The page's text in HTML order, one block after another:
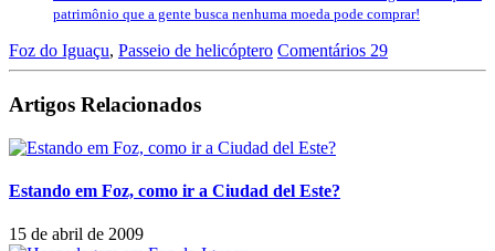
patrimônio que a gente busca nenhuma moeda pode comprar!
Foz do Iguaçu, Passeio de helicóptero Comentários 29
Artigos Relacionados
Estando em Foz, como ir a Ciudad del Este?
15 de abril de 2009